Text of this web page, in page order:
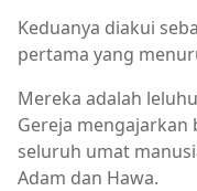
Keduanya diakui
pertama yang
Mereka adalah
Gereja mengajarkan
seluruh umat
Adam dan Hawa.